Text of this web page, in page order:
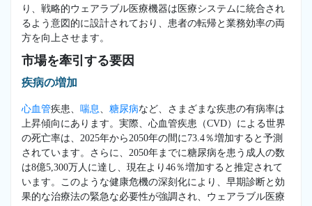
り、戦略的ウェアラブル医療機器は医療システムに統合され
るよう意図的に設計されており、患者の転帰と業務効率の両
方を向上させます。
市場を牽引する要因
疾病の増加
心血管疾患、 喘息 糖尿病など、さまざまな疾患の有病率は
上昇傾向にあります。実際、心血管疾患（CVD）による世界
の死亡率は、2025年から2050年の間に73.4％増加すると予測
されています。さらに、2050年までに糖尿病を患う成人の数
は8億5,300万人に達し、現在より46％増加すると推定されて
います。このような健康危機の深刻化により、早期診断と効
果的な治療法の緊急な必要性が強調され、ウェアラブル医療